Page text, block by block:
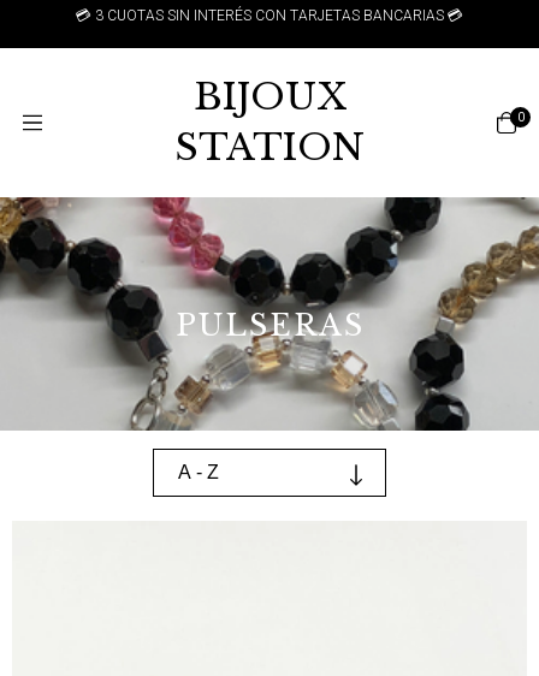
💳 3 CUOTAS SIN INTERÉS CON TARJETAS BANCARIAS 💳
BIJOUX
STATION
0
PULSERAS